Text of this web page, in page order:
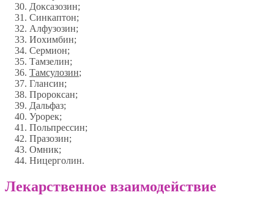
Доксазозин;
Синкаптон;
Алфузозин;
Иохимбин;
Сермион;
Тамзелин;
Тамсулозин;
Глансин;
Пророксан;
Дальфаз;
Урорек;
Польпрессин;
Празозин;
Омник;
Ницерголин.
Лекарственное взаимодействие